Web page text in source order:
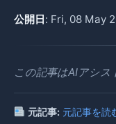
公開日: Fri, 08 May
この記事はAIアシス
元記事: 元記事を読